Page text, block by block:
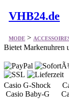
VHB24.de
MODE >
Bietet Markenuhren
Casio G-Shock
Casio Baby-G